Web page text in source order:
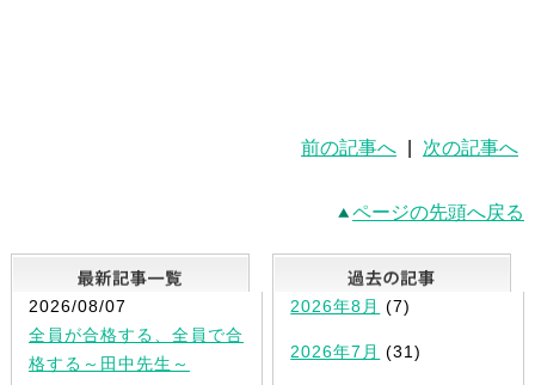
前の記事へ 次の記事へ
ページの先頭へ戻る
最新記事一覧
2026/08/07
全員が合格する、全員で合
格する～田中先生～
2026年8月 (7)
2026年7月 (31)